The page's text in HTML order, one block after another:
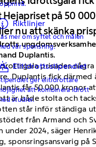
Riktlinjer
mer om syftet och målen
vår sponsring.
Elitidrottsstipendiet
ger elitidrottare
att kombinera idrott
studier.
Hejapriset på 50
nu att skänka
Duplantis.
prisades
Duplantis fick därmed
får 50 000 kronor
är både stolta och
står inför ständiga
från Armand och
under 2024, säger
sponsringsansvarig